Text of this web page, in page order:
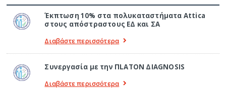
Έκπτωση 10% στα πολυκαταστήματα Attica
στους απόστραστους ΕΔ και ΣΑ
Διαβάστε περισσότερα
Συνεργασία με την ΠLATON ΔIAGNOSIS
Διαβάστε περισσότερα